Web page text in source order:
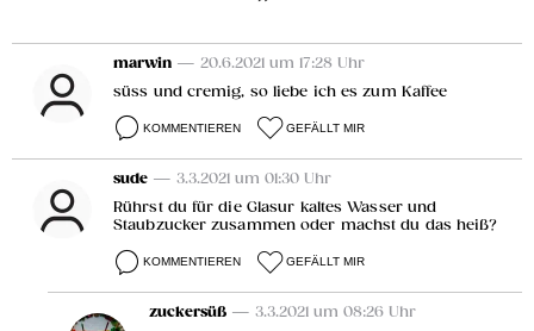
marwin — 20.6.2021 um 17:28 Uhr
süss und cremig, so liebe ich es zum Kaffee
KOMMENTIEREN GEFÄLLT MIR
sude — 3.3.2021 um 01:30 Uhr
Rührst du für die Glasur kaltes Wasser und
Staubzucker zusammen oder machst du das heiß?
KOMMENTIEREN GEFÄLLT MIR
zuckersüß — 3.3.2021 um 08:26 Uhr